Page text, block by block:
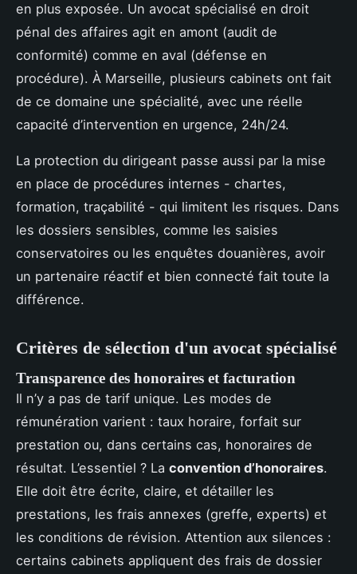
en plus exposée. Un avocat spécialisé en droit
pénal des affaires agit en amont (audit de
conformité) comme en aval (défense en
procédure). À Marseille, plusieurs cabinets ont fait
de ce domaine une spécialité, avec une réelle
capacité d’intervention en urgence, 24h/24.
La protection du dirigeant passe aussi par la mise
en place de procédures internes - chartes,
formation, traçabilité - qui limitent les risques. Dans
les dossiers sensibles, comme les saisies
conservatoires ou les enquêtes douanières, avoir
un partenaire réactif et bien connecté fait toute la
différence.
Critères de sélection d'un avocat spécialisé
Transparence des honoraires et facturation
Il n’y a pas de tarif unique. Les modes de
rémunération varient : taux horaire, forfait sur
prestation ou, dans certains cas, honoraires de
résultat. L’essentiel ? La convention d’honoraires.
Elle doit être écrite, claire, et détailler les
prestations, les frais annexes (greffe, experts) et
les conditions de révision. Attention aux silences :
certains cabinets appliquent des frais de dossier